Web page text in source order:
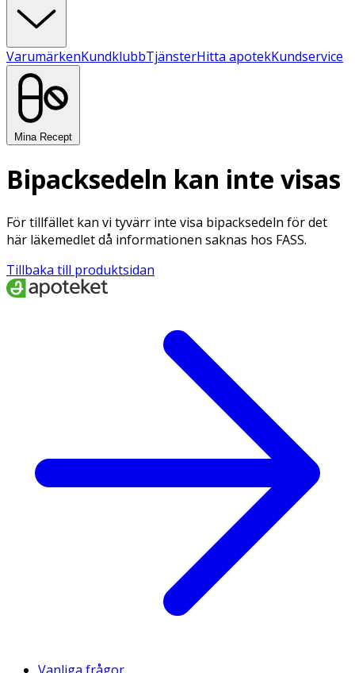
VarumärkenKundklubbTjänsterHitta apotekKundservice
Mina Recept
Bipacksedeln kan inte visas
För tillfället kan vi tyvärr inte visa bipacksedeln för det
här läkemedlet då informationen saknas hos FASS.
Tillbaka till produktsidan